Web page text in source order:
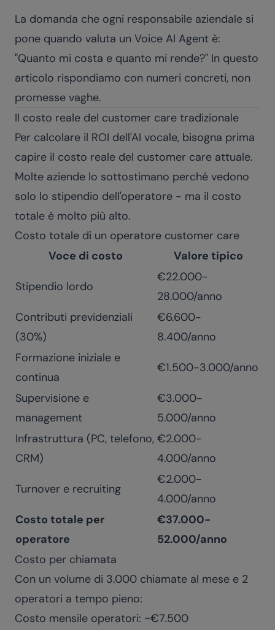
La domanda che ogni responsabile aziendale si
pone quando valuta un Voice AI Agent è:
"Quanto mi costa e quanto mi rende?" In questo
articolo rispondiamo con numeri concreti, non
promesse vaghe.
Il costo reale del customer care tradizionale
Per calcolare il ROI dell'AI vocale, bisogna prima
capire il costo reale del customer care attuale.
Molte aziende lo sottostimano perché vedono
solo lo stipendio dell'operatore - ma il costo
totale è molto più alto.
Costo totale di un operatore customer care
Voce di costo
Valore tipico
Stipendio lordo
€22.000-
28.000/anno
Contributi previdenziali
(30%)
€6.600-
8.400/anno
Formazione iniziale e
continua
€1.500-3.000/anno
Supervisione e
management
€3.000-
5.000/anno
Infrastruttura (PC, telefono,
CRM)
€2.000-
4.000/anno
Turnover e recruiting
€2.000-
4.000/anno
Costo totale per
operatore
€37.000-
52.000/anno
Costo per chiamata
Con un volume di 3.000 chiamate al mese e 2
operatori a tempo pieno:
Costo mensile operatori: ~€7.500